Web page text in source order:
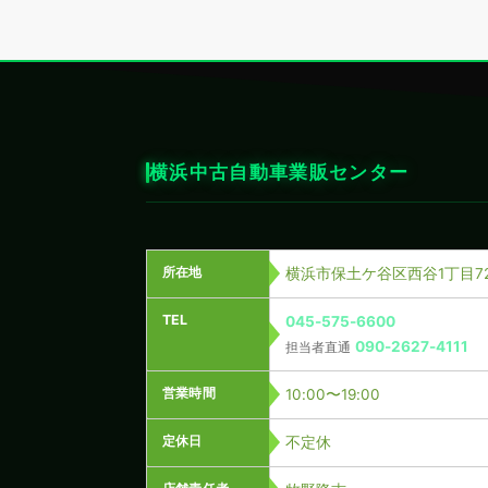
横浜中古自動車業販センター
所在地 横浜市保土ケ谷区西谷1丁目
TEL 045-575-6600
担当者直通 090-2627-4111
営業時間 10:00〜19:00
定休日 不定休